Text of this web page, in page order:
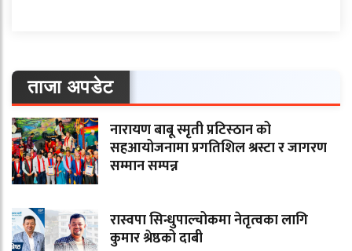
ताजा अपडेट
नारायण बाबू स्मृती प्रटिस्ठान को
सहआयोजनामा प्रगतिशिल श्रस्टा र जागरण
सम्मान सम्पन्न
रास्वपा सिन्धुपाल्चोकमा नेतृत्वका लागि
कुमार श्रेष्ठको दाबी